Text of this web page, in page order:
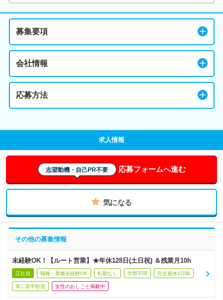
募集要項
会社情報
応募方法
求人情報
志望動機・自己PR不要 応募フォームへ進む
気になる
その他の募集情報
未経験OK！【ルート営業】★年休128日(土日祝) ＆残業月10h
正社員 職種・業種未経験OK 転勤なし 学歴不問 完全週休2日制
第二新卒歓迎 女性のおしごと掲載中